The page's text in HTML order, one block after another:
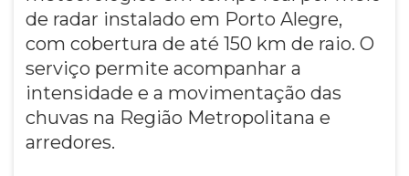
de radar instalado em Porto Alegre,
com cobertura de até 150 km de raio. O
serviço permite acompanhar a
intensidade e a movimentação das
chuvas na Região Metropolitana e
arredores.